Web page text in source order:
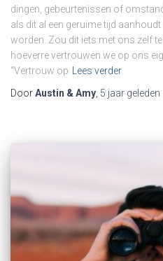
dingen, gebeurtenissen of
als dit al een geruime tijd
worden. Zou dit iets met ons zelf
hoeverre vertrouwen we op ons
“Vertrouw op Lees verder
DoorAustin & Amy 5 jaar geleden